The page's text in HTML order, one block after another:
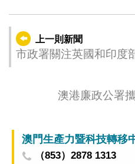
上一則新聞
市政署關注英國和印度
澳港廉政公署
澳門生產力暨科技轉移
（853）2878 1313